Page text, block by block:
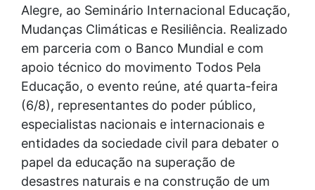
Alegre, ao Seminário Internacional Educação,
Mudanças Climáticas e Resiliência. Realizado
em parceria com o Banco Mundial e com
apoio técnico do movimento Todos Pela
Educação, o evento reúne, até quarta-feira
(6/8), representantes do poder público,
especialistas nacionais e internacionais e
entidades da sociedade civil para debater o
papel da educação na superação de
desastres naturais e na construção de um